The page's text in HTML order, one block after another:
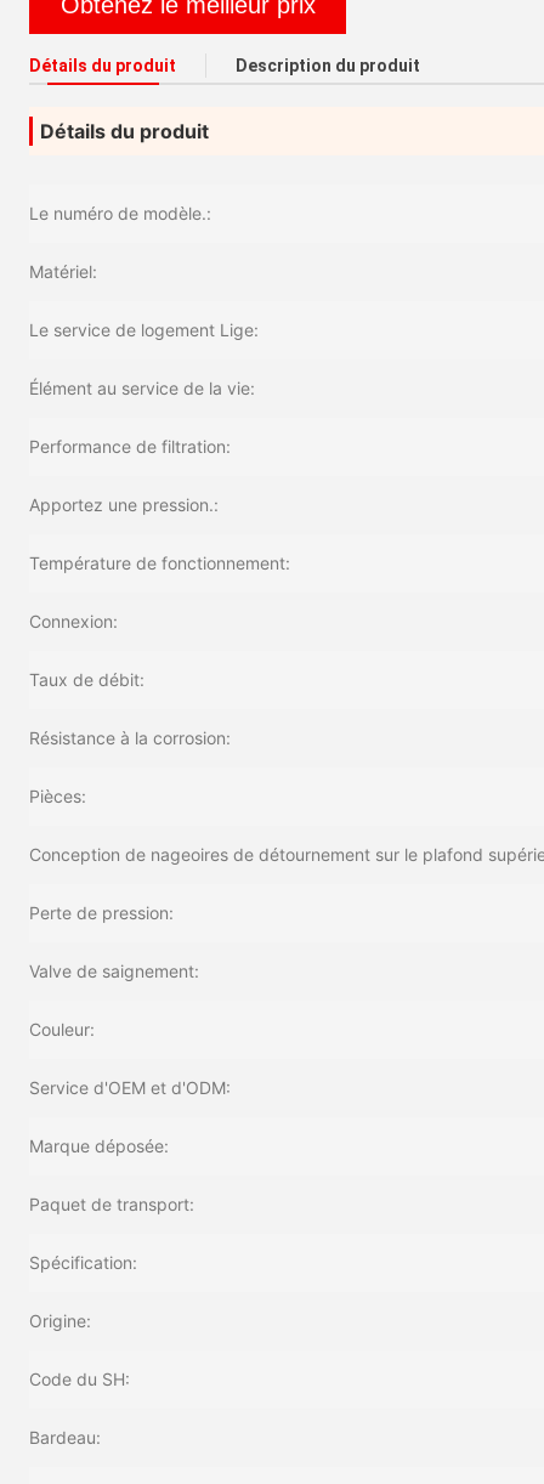
Détails du produit Description du produit
Détails du produit
Le numéro de modèle.:
Matériel:
Le service de logement Lige:
Élément au service de la vie:
Performance de filtration:
Apportez une pression.:
Température de fonctionnement:
Connexion:
Taux de débit:
Résistance à la corrosion:
Pièces:
Conception de nageoires de détournement sur le plafond
Perte de pression:
Valve de saignement:
Couleur:
Service d'OEM et d'ODM:
Marque déposée:
Paquet de transport:
Spécification:
Origine:
Code du SH:
Bardeau: